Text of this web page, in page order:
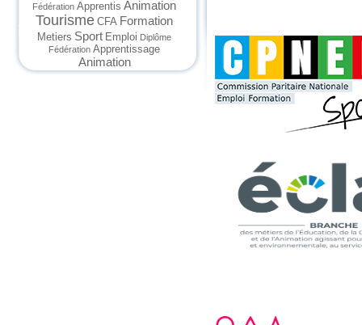
Fédération Apprentis Animation
Tourisme CFA Formation
Metiers Sport Emploi Diplôme
Fédération Apprentissage
Animation